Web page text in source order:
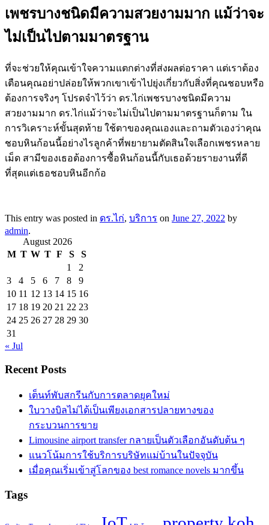
เพชรบางชนิดมีความสวยงามมาก แม้ว่าจะ
ไม่เป็นไปตามมาตรฐาน
ที่จะช่วยให้คุณเข้าใจความแตกต่างที่ส่งผลต่อราคา แต่เราต้อง
เตือนคุณอย่าปล่อยให้พวกเขาเข้าไปยุ่งเกี่ยวกับสิ่งที่คุณชอบหรือ
ต้องการจริงๆ โปรดจำไว้ว่า ดร.ไก่เพชรบางชนิดมีความ
สวยงามมาก ดร.ไก่แม้ว่าจะไม่เป็นไปตามมาตรฐานก็ตาม ใน
การวิเคราะห์ขั้นสุดท้าย ใช้ตาของคุณเองและถามตัวเองว่าคุณ
ชอบหินก้อนนี้อย่างไรลูกค้าที่พยายามตัดสินใจเลือกเพชรหลาย
เม็ด สามีของเธอต้องการซื้อหินก้อนนี้กับเธอด้วยรายงานที่ดี
ที่สุดแต่เธอชอบหินอีกก้อ
This entry was posted in ดร.ไก่, บริการ on June 27, 2022 by
admin.
August 2026
M T W T F S
S
1
2
3
4 5 6 7 8
9
10 11 12 13 14 15 16
17 18 19 20 21 22 23
24 25 26 27 28 29 30
31
« Jul
Recent Posts
เต็นท์พับสกรีนกับการตลาดยุคใหม่
ใบวางบิลไม่ได้เป็นเพียงเอกสารปลายทางของ
กระบวนการขาย
Limousine airport transfer กลายเป็นตัวเลือกอันดับต้น ๆ
แนวโน้มการใช้บริการบริษัทแม่บ้านในปัจจุบัน
เมื่อคุณเริ่มเข้าสู่โลกของ best romance novels มากขึ้น
Tags